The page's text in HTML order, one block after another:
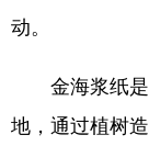
动。
金海浆纸是
地，通过植树